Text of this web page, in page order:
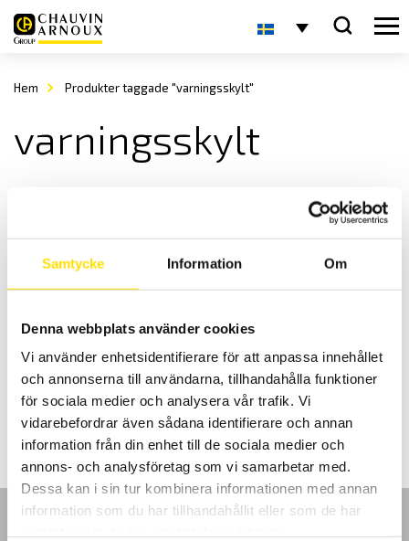
Samtycke Information Om
Denna webbplats använder cookies
Vi använder enhetsidentifierare för att anpassa innehållet
och annonserna till användarna, tillhandahålla funktioner
för sociala medier och analysera vår trafik. Vi
vidarebefordrar även sådana identifierare och annan
information från din enhet till de sociala medier och
annons- och analysföretag som vi samarbetar med.
Dessa kan i sin tur kombinera informationen med annan
information som du har tillhandahållit eller som de har
Hem Produkter taggade "varningsskylt"
varningsskylt
Säkerhetstillbehör för elsäkerhetsprovare
Praktiska säkerhetstillbehör
LÄS MER